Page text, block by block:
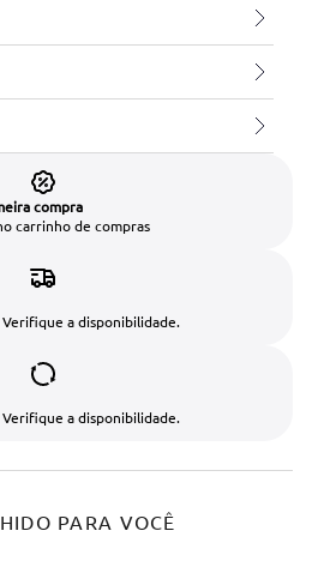
compra
carrinho de compras
a disponibilidade.
a disponibilidade.
PARA VOCÊ